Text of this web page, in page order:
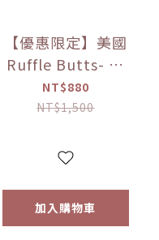
【優惠限定】美國
Ruffle Butts- 白
色/海軍藍 短袖泳衣
NT$880
NT$1,500
加入購物車